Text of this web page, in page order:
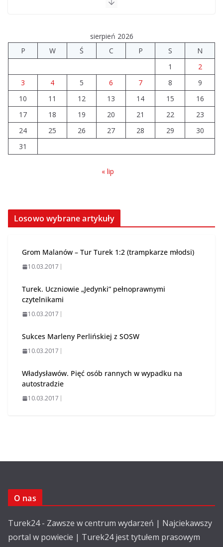
06.08.2026
Prawie 80 mln zł na drogi. Ile
dołożyły gminy?
06.08.2026
Szkoła we Władysławowie
przechodzi modernizację
sierpień 2026
P
W Ś C P S
N
1
2
3
4 5 6 7 8
9
10
11 12 13 14 15
16
17
18 19 20 21 22
23
24
25 26 27 28 29
30
31
« lip
Losowo wybrane artykuły
Grom Malanów – Tur Turek 1:2 (trampkarze młodsi)
10.03.2017
Turek. Uczniowie „Jedynki” pełnoprawnymi
czytelnikami
10.03.2017
Sukces Marleny Perlińskiej z SOSW
10.03.2017
Władysławów. Pięć osób rannych w wypadku na
autostradzie
10.03.2017
O nas
Turek24 - Zawsze w centrum wydarzeń | Najciekawszy
portal w powiecie | Turek24 jest tytułem prasowym